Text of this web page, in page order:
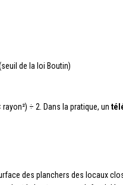
de la loi Boutin)
÷ 2. Dans la pratique, un
des planchers des locaux